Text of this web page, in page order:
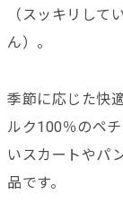
（スッキリして
ん）。
季節に応じた快
ルク100％のペ
いスカートやパ
品です。